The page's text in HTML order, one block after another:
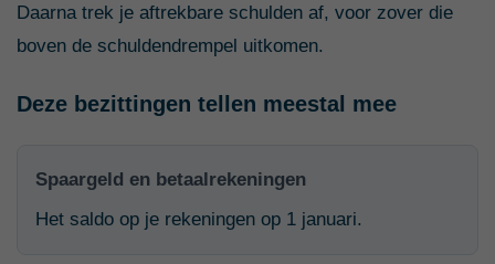
Daarna trek je aftrekbare schulden af, voor zover die
boven de schuldendrempel uitkomen.
Deze bezittingen tellen meestal mee
Spaargeld en betaalrekeningen
Het saldo op je rekeningen op 1 januari.